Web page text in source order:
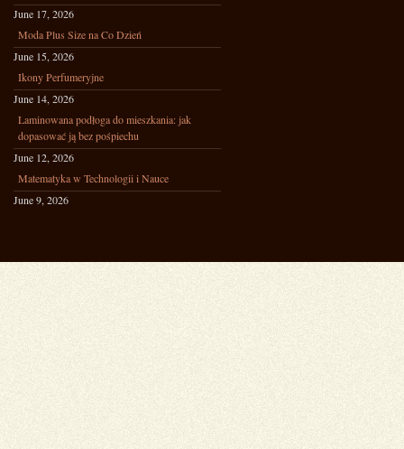
June 17, 2026
Moda Plus Size na Co Dzień
June 15, 2026
Ikony Perfumeryjne
June 14, 2026
Laminowana podłoga do mieszkania: jak
dopasować ją bez pośpiechu
June 12, 2026
Matematyka w Technologii i Nauce
June 9, 2026